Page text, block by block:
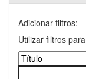
Adicionar filtros:
Utilizar filtros